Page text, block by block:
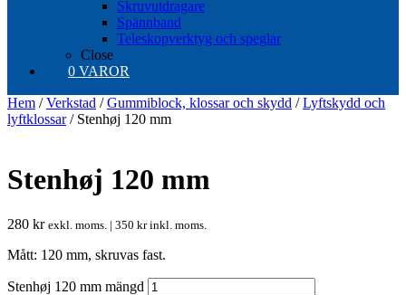
Skruvutdragare
Spännband
Teleskopverktyg och speglar
Close
0 VAROR
Hem /Verkstad /Gummiblock, klossar och skydd /Lyftskydd och
lyftklossar/ Stenhøj 120 mm
Stenhøj 120 mm
280 kr exkl. moms. | 350 krinkl. moms.
Mått: 120 mm, skruvas fast.
Stenhøj 120 mm mängd